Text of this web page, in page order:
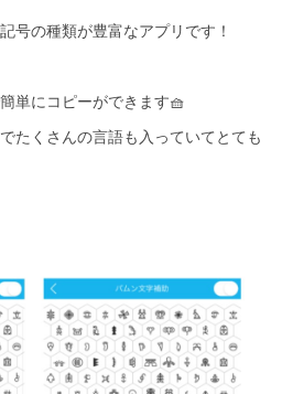
号の種類が豊富なアプリです！
単にコピーができます🧺
たくさんの言語も入っていてとても